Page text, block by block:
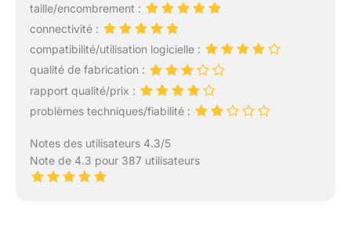
taille/encombrement :
connectivité :
compatibilité/utilisation logicielle :
qualité de fabrication :
rapport qualité/prix :
problèmes techniques/fiabilité :
Notes des utilisateurs 4.3/5
Note de 4.3 pour 387 utilisateurs